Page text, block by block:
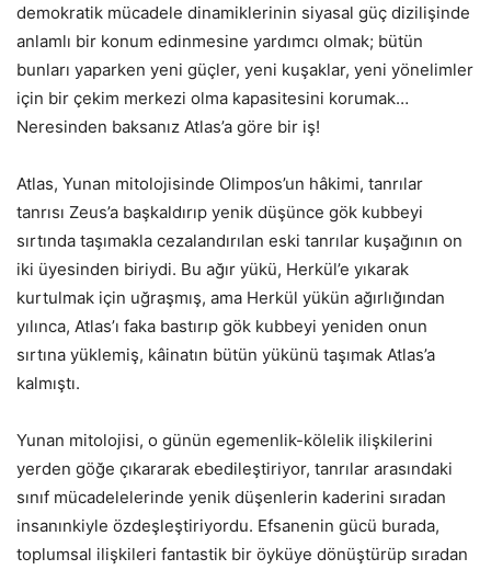
demokratik mücadele dinamiklerinin siyasal güç dizilişinde
anlamlı bir konum edinmesine yardımcı olmak; bütün
bunları yaparken yeni güçler, yeni kuşaklar, yeni yönelimler
için bir çekim merkezi olma kapasitesini korumak…
Neresinden baksanız Atlas’a göre bir iş!
Atlas, Yunan mitolojisinde Olimpos’un hâkimi, tanrılar
tanrısı Zeus’a başkaldırıp yenik düşünce gök kubbeyi
sırtında taşımakla cezalandırılan eski tanrılar kuşağının on
iki üyesinden biriydi. Bu ağır yükü, Herkül’e yıkarak
kurtulmak için uğraşmış, ama Herkül yükün ağırlığından
yılınca, Atlas’ı faka bastırıp gök kubbeyi yeniden onun
sırtına yüklemiş, kâinatın bütün yükünü taşımak Atlas’a
kalmıştı.
Yunan mitolojisi, o günün egemenlik-kölelik ilişkilerini
yerden göğe çıkararak ebedileştiriyor, tanrılar arasındaki
sınıf mücadelelerinde yenik düşenlerin kaderini sıradan
insanınkiyle özdeşleştiriyordu. Efsanenin gücü burada,
toplumsal ilişkileri fantastik bir öyküye dönüştürüp sıradan